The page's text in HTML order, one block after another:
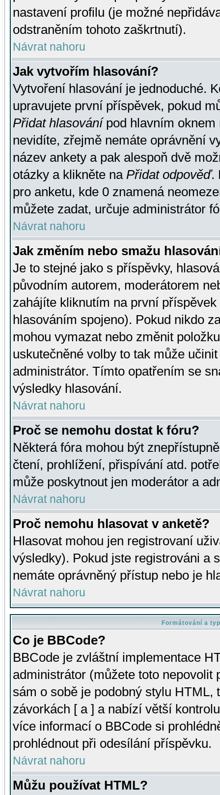
nastavení profilu (je možné
odstraněním tohoto zaškrtnutí).
Návrat nahoru
Jak vytvořím hlasování?
Vytvoření hlasování je jednoduché.
upravujete první příspěvek, pokud
Přidat hlasovánípod hlavním oknem
nevidíte, zřejmě nemáte oprávnění
název ankety a pak alespoň dvě
otázky a klikněte na Přidat odpověď.
pro anketu, kde 0 znamená
můžete zadat, určuje administrátor
Návrat nahoru
Jak změním nebo smažu
Je to stejné jako s příspěvky,
původním autorem, moderátorem
zahájíte kliknutím na první
hlasováním spojeno). Pokud nikdo
mohou vymazat nebo změnit
uskutečněné volby to tak může
administrátor. Tímto opatřením se
výsledky hlasování.
Návrat nahoru
Proč se nemohu dostat k fóru?
Některá fóra mohou být
čtení, prohlížení, přispívání atd.
může poskytnout jen moderátor a
Návrat nahoru
Proč nemohu hlasovat v anketě?
Hlasovat mohou jen registrovaní
výsledky). Pokud jste registrováni a
nemáte oprávněný přístup nebo je
Návrat nahoru
Formátování a
Co je BBCode?
BBCode je zvláštní implementace
administrátor (můžete toto
sám o sobě je podobný stylu HTML,
závorkách [ a ] a nabízí větší
více informací o BBCode si
prohlédnout při odesílání příspěvku.
Návrat nahoru
Můžu používat HTML?